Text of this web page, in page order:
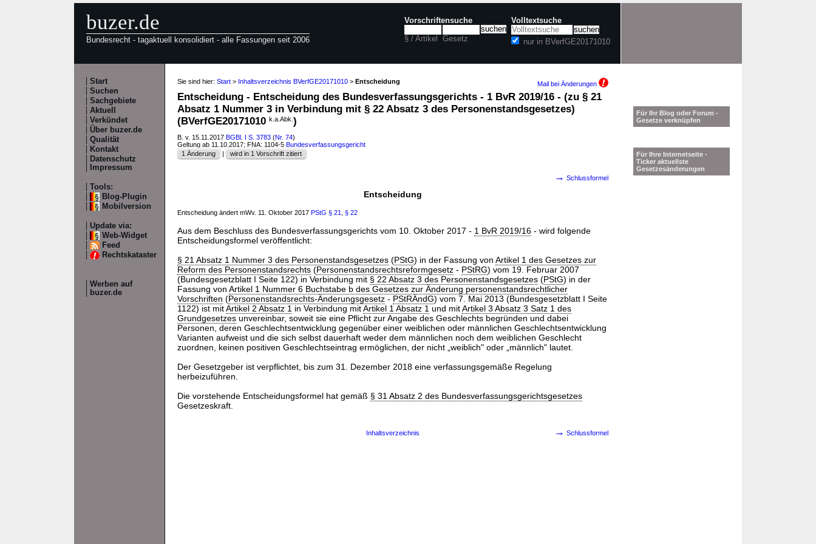
buzer.de
Bundesrecht - tagaktuell konsolidiert - alle Fassungen seit 2006
Vorschriftensuche
§ / Artikel Gesetz
Volltextsuche
nur in BVerfGE20171010
Start
Suchen
Sachgebiete
Aktuell
Verkündet
Über buzer.de
Qualität
Kontakt
Datenschutz
Impressum
Tools:
Blog-Plugin
Mobilversion
Update via:
Web-Widget
Feed
Rechtskataster
Werben auf
buzer.de
Sie sind hier: Start > Inhaltsverzeichnis BVerfGE20171010 > Entscheidung Mail bei Änderungen
Entscheidung - Entscheidung des Bundesverfassungsgerichts - 1 BvR 2019/16 - (zu § 21
Absatz 1 Nummer 3 in Verbindung mit § 22 Absatz 3 des Personenstandsgesetzes)
(BVerfGE20171010 k.a.Abk. )
B. v. 15.11.2017 BGBl. I S. 3783 (Nr. 74)
Geltung ab 11.10.2017; FNA: 1104-5 Bundesverfassungsgericht
1 Änderung
| wird in 1 Vorschrift zitiert
→ Schlussformel
Entscheidung
Entscheidung ändert mWv. 11. Oktober 2017 PStG § 21 § 22
Aus dem Beschluss des Bundesverfassungsgerichts vom 10. Oktober 2017 - 1 BvR 2019/16 - wird folgende
Entscheidungsformel veröffentlicht:
§ 21 Absatz 1 Nummer 3 des Personenstandsgesetzes (PStG) in der Fassung von Artikel 1 des Gesetzes zur
Reform des Personenstandsrechts (Personenstandsrechtsreformgesetz - PStRG) vom 19. Februar 2007
(Bundesgesetzblatt I Seite 122) in Verbindung mit § 22 Absatz 3 des Personenstandsgesetzes (PStG) in der
Fassung von Artikel 1 Nummer 6 Buchstabe b des Gesetzes zur Änderung personenstandsrechtlicher
Vorschriften (Personenstandsrechts-Änderungsgesetz - PStRÄndG) vom 7. Mai 2013 (Bundesgesetzblatt I Seite
1122) ist mitArtikel 2 Absatz 1 in Verbindung mitArtikel 1 Absatz 1 und mitArtikel 3 Absatz 3 Satz 1 des
Grundgesetzes unvereinbar, soweit sie eine Pflicht zur Angabe des Geschlechts begründen und dabei
Personen, deren Geschlechtsentwicklung gegenüber einer weiblichen oder männlichen Geschlechtsentwicklung
Varianten aufweist und die sich selbst dauerhaft weder dem männlichen noch dem weiblichen Geschlecht
zuordnen, keinen positiven Geschlechtseintrag ermöglichen, der nicht „weiblich" oder „männlich" lautet.
Der Gesetzgeber ist verpflichtet, bis zum 31. Dezember 2018 eine verfassungsgemäße Regelung
herbeizuführen.
Die vorstehende Entscheidungsformel hat gemäß § 31 Absatz 2 des Bundesverfassungsgerichtsgesetzes
Gesetzeskraft.
Inhaltsverzeichnis → Schlussformel
Für Ihr Blog oder Forum -
Gesetze verknüpfen
Für Ihre Internetseite -
Ticker aktuellste
Gesetzesänderungen